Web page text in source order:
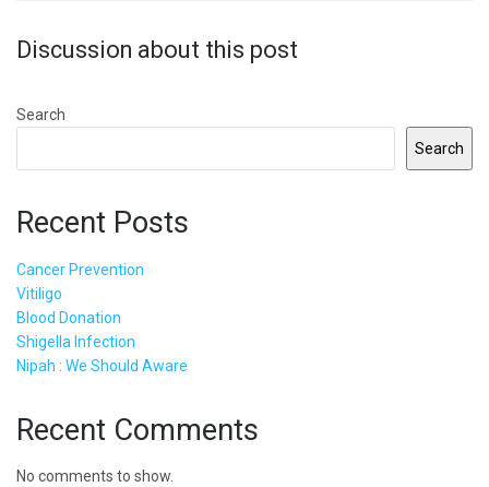
Discussion about this post
Search
Search
Recent Posts
Cancer Prevention
Vitiligo
Blood Donation
Shigella Infection
Nipah : We Should Aware
Recent Comments
No comments to show.